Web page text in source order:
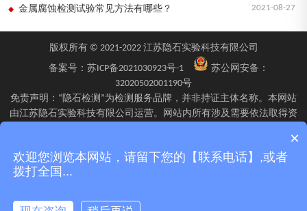
2021-08-27
金属腐蚀检测试验常见方法有哪些？
版权所有 © 2021-2022 江苏隐石实验科技有限公司
备案号： 苏ICP备2021030923号-1
苏公网安备：
32020502001190号
免责声明：“隐石检测”为检测服务品牌，并非持证主体名称。本网站
由江苏隐石实验科技有限公司运营。网站内所有涉及需要依法取得资
石检验检测有限公司、四川隐石检验检测有限公司、南京隐石安全阀
校验有限公司在资质认定能力范围内具体实施并出具报告。不同检测
项目的资质适用范围、报告标识及出具主体可能不同，具体情况以双
×
欢迎您浏览本网站，请留下您的【联系电话】,或者
拨打全国...